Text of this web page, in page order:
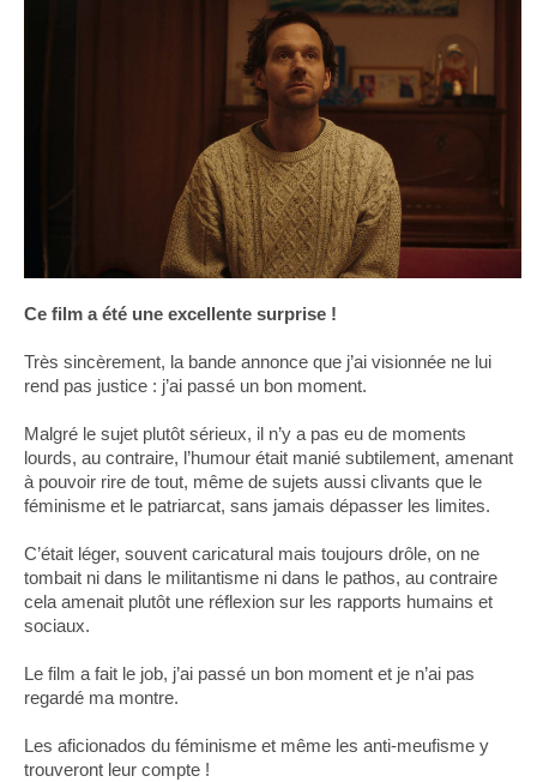
Ce film a été une excellente surprise !
Très sincèrement, la bande annonce que j’ai visionnée ne lui
rend pas justice : j’ai passé un bon moment.
Malgré le sujet plutôt sérieux, il n’y a pas eu de moments
lourds, au contraire, l’humour était manié subtilement, amenant
à pouvoir rire de tout, même de sujets aussi clivants que le
féminisme et le patriarcat, sans jamais dépasser les limites.
C’était léger, souvent caricatural mais toujours drôle, on ne
tombait ni dans le militantisme ni dans le pathos, au contraire
cela amenait plutôt une réflexion sur les rapports humains et
sociaux.
Le film a fait le job, j’ai passé un bon moment et je n’ai pas
regardé ma montre.
Les aficionados du féminisme et même les anti-meufisme y
trouveront leur compte !